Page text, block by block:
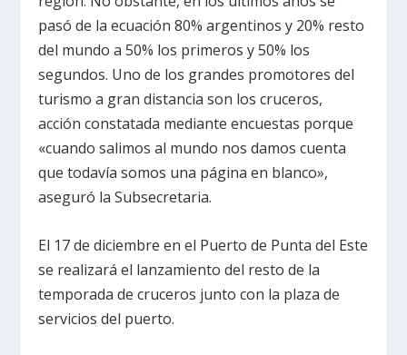
pasó de la ecuación 80% argentinos y 20% resto
del mundo a 50% los primeros y 50% los
segundos. Uno de los grandes promotores del
turismo a gran distancia son los cruceros,
acción constatada mediante encuestas porque
«cuando salimos al mundo nos damos cuenta
que todavía somos una página en blanco»,
aseguró la Subsecretaria.
El 17 de diciembre en el Puerto de Punta del Este
se realizará el lanzamiento del resto de la
temporada de cruceros junto con la plaza de
servicios del puerto.